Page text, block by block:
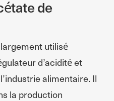
de
utilisé
d’acidité et
alimentaire. Il
la production